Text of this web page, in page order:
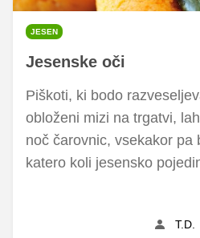
JESEN
Jesenske oči
Piškoti, ki bodo
obloženi mizi na trgatvi,
noč čarovnic, vsekakor pa
katero koli jesensko
T.D.